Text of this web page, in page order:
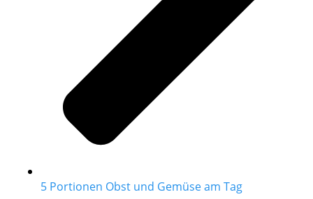
5 Portionen Obst und Gemüse am Tag